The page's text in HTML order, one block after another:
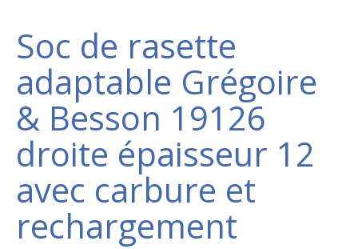
Soc de rasette
adaptable Grégoire
& Besson 19126
droite épaisseur 12
avec carbure et
rechargement